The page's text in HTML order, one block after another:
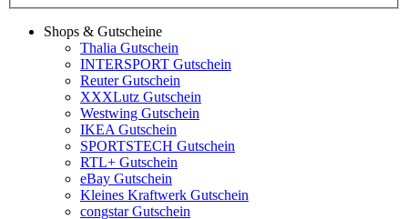
Shops & Gutscheine
Thalia Gutschein
INTERSPORT Gutschein
Reuter Gutschein
XXXLutz Gutschein
Westwing Gutschein
IKEA Gutschein
SPORTSTECH Gutschein
RTL+ Gutschein
eBay Gutschein
Kleines Kraftwerk Gutschein
congstar Gutschein